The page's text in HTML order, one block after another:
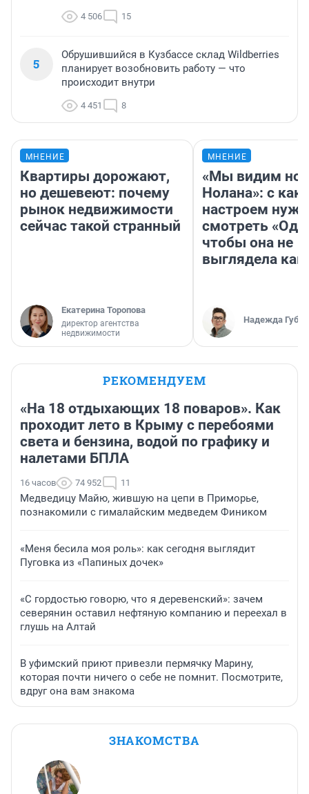
4 506 15
5
Обрушившийся в Кузбассе склад Wildberries
планирует возобновить работу — что
происходит внутри
4 451 8
МНЕНИЕ
Квартиры дорожают,
но дешевеют: почему
рынок недвижимости
сейчас такой странный
Екатерина Торопова
директор агентства
недвижимости
МНЕНИЕ
«Мы видим
Нолана»: с
настроем
смотреть
чтобы она не
выглядела как
Надежда
РЕКОМЕНДУЕМ
«На 18 отдыхающих 18 поваров». Как
проходит лето в Крыму с перебоями
света и бензина, водой по графику и
налетами БПЛА
16 часов 74 952 11
Медведицу Майю, жившую на цепи в Приморье,
познакомили с гималайским медведем Фиником
«Меня бесила моя роль»: как сегодня выглядит
Пуговка из «Папиных дочек»
«С гордостью говорю, что я деревенский»: зачем
северянин оставил нефтяную компанию и переехал в
глушь на Алтай
В уфимский приют привезли пермячку Марину,
которая почти ничего о себе не помнит. Посмотрите,
вдруг она вам знакома
ЗНАКОМСТВА